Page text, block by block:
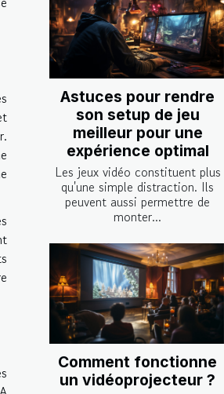
Astuces pour rendre
son setup de jeu
meilleur pour une
expérience optimal
Les jeux vidéo constituent plus
qu'une simple distraction. Ils
peuvent aussi permettre de
monter...
Comment fonctionne
un vidéoprojecteur ?